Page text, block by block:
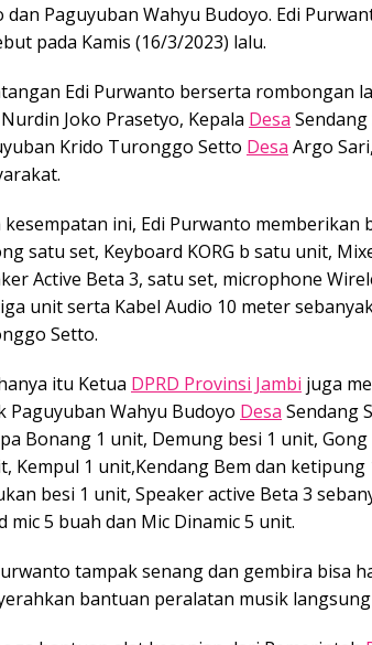
dan Paguyuban Wahyu Budoyo. Edi
pada Kamis (16/3/2023) lalu.
Edi Purwanto berserta rombongan
Joko Prasetyo, Kepala Desa
Krido Turonggo Setto Desa Argo
kesempatan ini, Edi Purwanto
satu set, Keyboard KORG b satu unit,
Active Beta 3, satu set, microphone
unit serta Kabel Audio 10 meter
Setto.
itu Ketua DPRD Provinsi Jambi juga
Paguyuban Wahyu Budoyo Desa Sendang
Bonang 1 unit, Demung besi 1 unit,
Kempul 1 unit,Kendang Bem dan
besi 1 unit, Speaker active Beta 3
mic 5 buah dan Mic Dinamic 5 unit.
tampak senang dan gembira bisa
bantuan peralatan musik